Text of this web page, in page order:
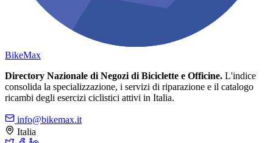
BikeMax
Directory Nazionale di Negozi di Biciclette e Officine. L'indice
consolida la specializzazione, i servizi di riparazione e il catalogo
ricambi degli esercizi ciclistici attivi in Italia.
info@bikemax.it
Italia